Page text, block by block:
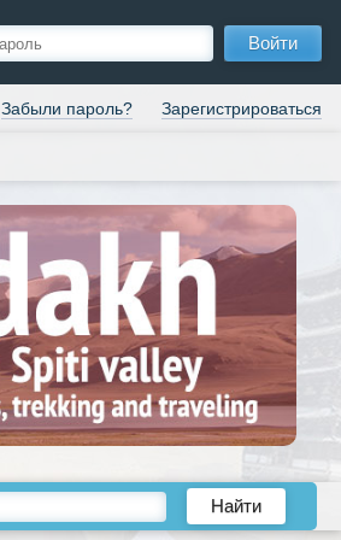
Войти
Забыли пароль? Зарегистрироваться
Найти